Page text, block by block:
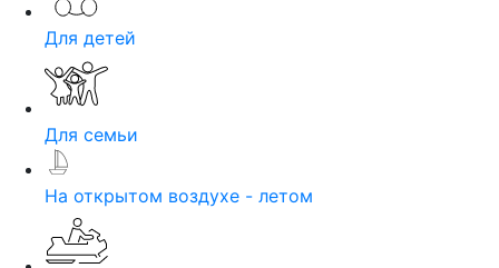
Для детей
Для семьи
На открытом воздухе - летом